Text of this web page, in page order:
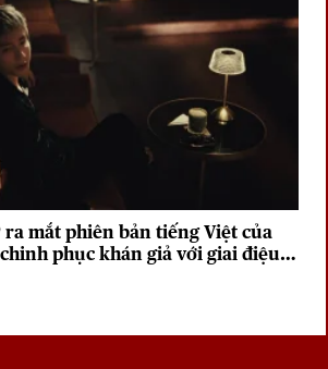
ra mắt phiên bản tiếng Việt của
phục khán giả với giai điệu